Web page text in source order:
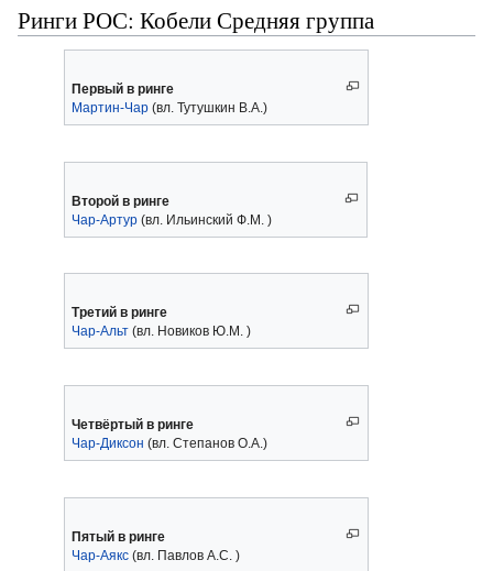
Ринги РОС: Кобели Средняя группа
Первый в ринге
Мартин-Чар(вл. Тутушкин В.А.)
Второй в ринге
Чар-Артур (вл. Ильинский Ф.М. )
Третий в ринге
Чар-Альт (вл. Новиков Ю.М. )
Четвёртый в ринге
Чар-Диксон (вл. Степанов О.А.)
Пятый в ринге
Чар-Аякс (вл. Павлов А.С. )